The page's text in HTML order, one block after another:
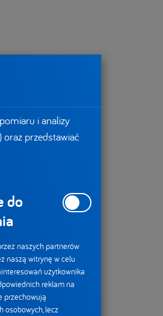
i analizy
oraz przedstawiać
do
naszych partnerów
naszą witrynę w celu
użytkownika
reklam na
przechowują
osobowych, lecz